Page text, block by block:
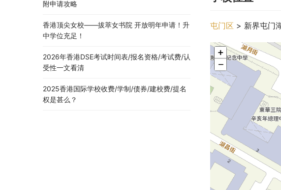
屯门区 > 新界屯门
附申请攻略
香港顶尖女校——拔萃女书院 开放明年申请！升
中学位充足！
2026年香港DSE考试时间表/报名资格/考试费/认
受性一文看清
2025香港国际学校收费/学制/债券/建校费/提名
权是甚么？